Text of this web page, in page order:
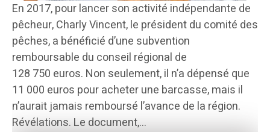
En 2017, pour lancer son activité indépendante de
pêcheur, Charly Vincent, le président du comité des
pêches, a bénéficié d’une subvention
remboursable du conseil régional de
128 750 euros. Non seulement, il n’a dépensé que
11 000 euros pour acheter une barcasse, mais il
n’aurait jamais remboursé l’avance de la région.
Révélations. Le document,...